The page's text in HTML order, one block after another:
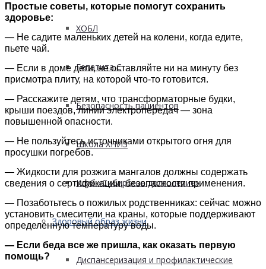
ХОБЛ
Гепатита С
Безопасность пациентов
Школа ХНИЗ
Клуб «Сибирское долголетие»
Здоровый образ жизни
Диспансеризация и профилактические
Простые советы, которые помогут сохранить
здоровье:
— Не садите маленьких детей на колени, когда едите,
пьете чай.
— Если в доме дети, не оставляйте ни на минуту без
присмотра плиту, на которой что-то готовится.
— Расскажите детям, что трансформаторные будки,
крыши поездов, линии электропередач — зона
повышенной опасности.
— Не пользуйтесь источниками открытого огня для
просушки погребов.
— Жидкости для розжига мангалов должны содержать
сведения о сертификации, безопасности применения.
— Позаботьтесь о пожилых родственниках: сейчас можно
установить смесители на краны, которые поддерживают
определенную температуру воды.
— Если беда все же пришла, как оказать первую
помощь?